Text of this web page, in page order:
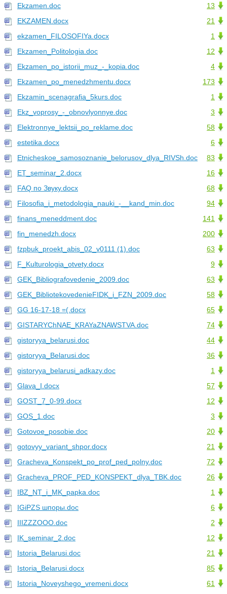
13
Ekzamen.doc
21
EKZAMEN.docx
1
ekzamen_FILOSOFIYa.docx
12
Ekzamen_Politologia.doc
4
Ekzamen_po_istorii_muz_-_kopia.doc
173
Ekzamen_po_menedzhmentu.docx
1
Ekzamin_scenagrafia_5kurs.doc
3
Ekz_voprosy_-_obnovlyonnye.doc
58
Elektronnye_lektsii_po_reklame.doc
6
estetika.docx
83
Etnicheskoe_samosoznanie_belorusov_dlya_RIVSh.doc
16
ET_seminar_2.docx
68
FAQ по Звуку.docx
94
Filosofia_i_metodologia_nauki_-__kand_min.doc
141
finans_meneddment.doc
200
fin_menedzh.docx
63
fzpbuk_proekt_abis_02_v0111 (1).doc
9
F_Kulturologia_otvety.docx
63
GEK_Bibliografovedenie_2009.doc
58
GEK_BibliotekovedenieFIDK_i_FZN_2009.doc
65
GG 16-17-18 =(.docx
74
GISTARYChNAE_KRAYaZNAWSTVA.doc
44
gistoryya_belarusi.doc
36
gistoryya_Belarusi.doc
1
gistoryya_belarusi_adkazy.doc
57
Glava_I.docx
12
GOST_7_0-99.docx
3
GOS_1.doc
20
Gotovoe_posobie.doc
21
gotovyy_variant_shpor.docx
72
Gracheva_Konspekt_po_prof_ped_polny.doc
26
Gracheva_PROF_PED_KONSPEKT_dlya_TBK.doc
1
IBZ_NT_i_MK_papka.doc
6
IGiPZS шпоры.doc
2
IIIZZZOOO.doc
12
IK_seminar_2.doc
21
Istoria_Belarusi.doc
85
Istoria_Belarusi.docx
61
Istoria_Noveyshego_vremeni.docx